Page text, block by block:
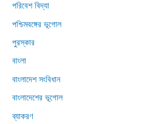
পরিবেশ বিদ্যা
পশ্চিমবঙ্গের ভূগোল
পুরস্কার
বাংলা
বাংলাদেশ সংবিধান
বাংলাদেশের ভূগোল
ব্যাকরণ